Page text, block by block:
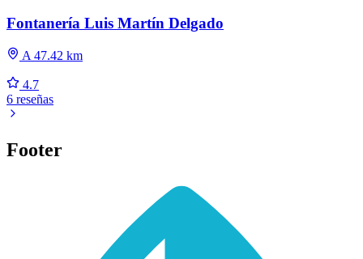
Fontanería Luis Martín Delgado
A 47.42 km
4.7
6 reseñas
Footer